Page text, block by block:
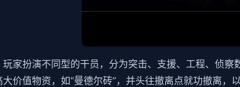
玩家扮演不同型的干员，分为突击、支援、工程、侦察
价值物资，如“曼德尔砖”，并头往撤离点就功撤离，以